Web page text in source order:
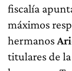
fiscalía
máximos
hermanos
titulares de